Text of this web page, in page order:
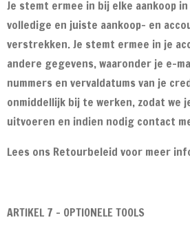
Je stemt ermee in bij elke aankoop
volledige en juiste aankoop- en
verstrekken. Je stemt ermee in je
andere gegevens, waaronder je e-
nummers en vervaldatums van je
onmiddellijk bij te werken, zodat we
uitvoeren en indien nodig contact
Lees ons Retourbeleid voor meer
ARTIKEL 7 - OPTIONELE TOOLS